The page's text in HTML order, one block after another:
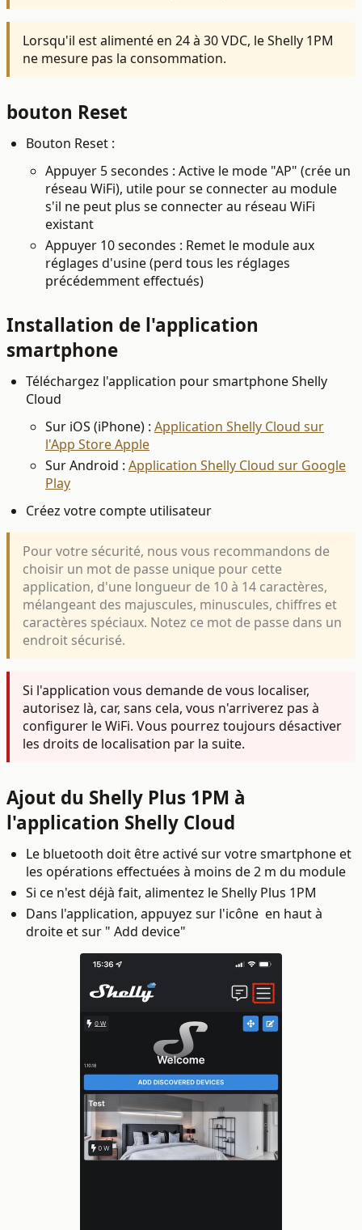
Lorsqu'il est alimenté en 24 à 30 VDC, le Shelly 1PM
ne mesure pas la consommation.
bouton Reset
Bouton Reset :
Appuyer 5 secondes : Active le mode "AP" (crée un
réseau WiFi), utile pour se connecter au module
s'il ne peut plus se connecter au réseau WiFi
existant
Appuyer 10 secondes : Remet le module aux
réglages d'usine (perd tous les réglages
précédemment effectués)
Installation de l'application
smartphone
Téléchargez l'application pour smartphone Shelly
Cloud
Sur iOS (iPhone) : Application Shelly Cloud sur
l'App Store Apple
Sur Android : Application Shelly Cloud sur Google
Play
Créez votre compte utilisateur
Pour votre sécurité, nous vous recommandons de
choisir un mot de passe unique pour cette
application, d'une longueur de 10 à 14 caractères,
mélangeant des majuscules, minuscules, chiffres et
caractères spéciaux. Notez ce mot de passe dans un
endroit sécurisé.
Si l'application vous demande de vous localiser,
autorisez là, car, sans cela, vous n'arriverez pas à
configurer le WiFi. Vous pourrez toujours désactiver
les droits de localisation par la suite.
Ajout du Shelly Plus 1PM à
l'application Shelly Cloud
Le bluetooth doit être activé sur votre smartphone et
les opérations effectuées à moins de 2 m du module
Si ce n'est déjà fait, alimentez le Shelly Plus 1PM
Dans l'application, appuyez sur l'icône en haut à
droite et sur " Add device"